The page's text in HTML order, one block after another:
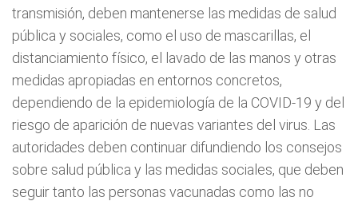
transmisión, deben mantenerse las medidas de salud
pública y sociales, como el uso de mascarillas, el
distanciamiento físico, el lavado de las manos y otras
medidas apropiadas en entornos concretos,
dependiendo de la epidemiología de la COVID-19 y del
riesgo de aparición de nuevas variantes del virus. Las
autoridades deben continuar difundiendo los consejos
sobre salud pública y las medidas sociales, que deben
seguir tanto las personas vacunadas como las no